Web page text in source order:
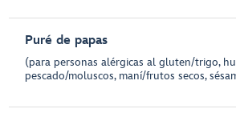
Puré de papas
(para personas alérgicas al gluten/trigo,
pescado/moluscos, maní/frutos secos,